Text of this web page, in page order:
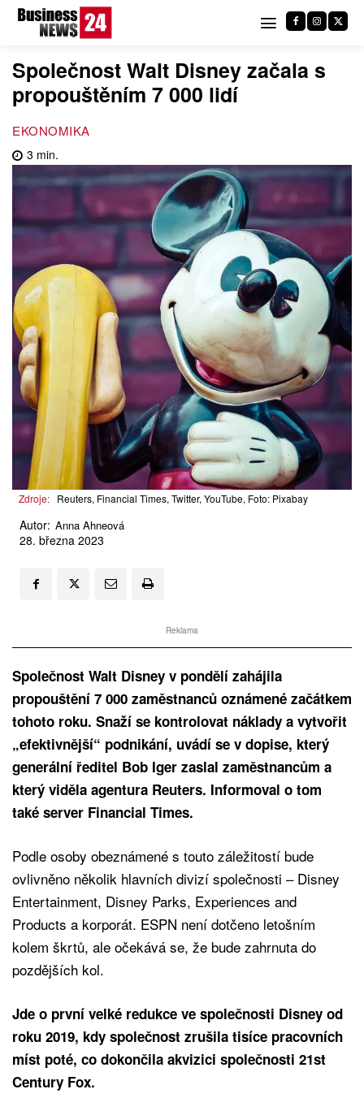
Společnost Walt Disney začala s
propouštěním 7 000 lidí
EKONOMIKA
3 min.
Zdroje: Reuters, Financial Times, Twitter, YouTube, Foto: Pixabay
Autor: Anna Ahneová
28. března 2023
Reklama
Společnost Walt Disney v pondělí zahájila
propouštění 7 000 zaměstnanců oznámené začátkem
tohoto roku. Snaží se kontrolovat náklady a vytvořit
„efektivnější“ podnikání, uvádí se v dopise, který
generální ředitel Bob Iger zaslal zaměstnancům a
který viděla agentura Reuters. Informoval o tom
také server Financial Times.
Podle osoby obeznámené s touto záležitostí bude
ovlivněno několik hlavních divizí společnosti – Disney
Entertainment, Disney Parks, Experiences and
Products a korporát. ESPN není dotčeno letošním
kolem škrtů, ale očekává se, že bude zahrnuta do
pozdějších kol.
Jde o první velké redukce ve společnosti Disney od
roku 2019, kdy společnost zrušila tisíce pracovních
míst poté, co dokončila akvizici společnosti 21st
Century Fox.